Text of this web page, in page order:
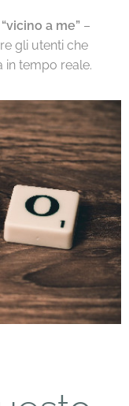
a me” –
gli utenti che
in tempo reale.